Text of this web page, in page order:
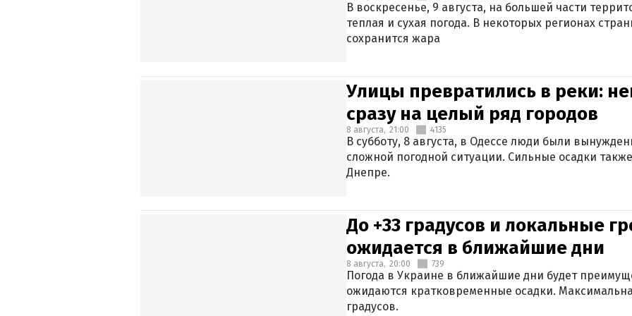
В воскресенье, 9 августа, на большей части
теплая и сухая погода. В некоторых регионах
сохранится жара
Улицы превратились в реки:
сразу на целый ряд городов
8 августа, 21:00 4135
В субботу, 8 августа, в Одессе люди были
сложной погодной ситуации. Сильные осадки
Днепре.
До +33 градусов и локальные
ожидается в ближайшие дни
8 августа, 20:00 739
Погода в Украине в ближайшие дни будет
ожидаются кратковременные осадки.
градусов.